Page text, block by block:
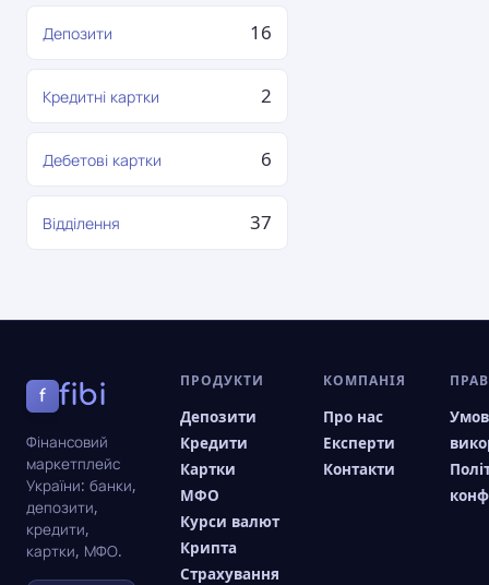
Депозити 16
Кредитні картки 2
Дебетові картки 6
Відділення 37
f fibi
Фінансовий
маркетплейс
України: банки,
депозити,
кредити,
картки, МФО.
ПРОДУКТИ
Депозити
Кредити
Картки
МФО
Курси валют
Крипта
Страхування
КОМПАНІЯ
Про нас
Експерти
Контакти